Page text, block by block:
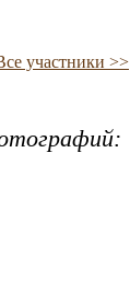
участники >>